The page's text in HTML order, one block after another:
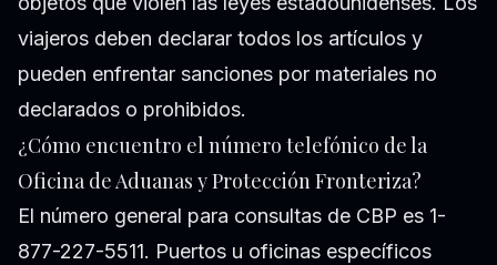
viajeros deben declarar todos los artículos y
pueden enfrentar sanciones por materiales no
declarados o prohibidos.
¿Cómo encuentro el número telefónico de la
Oficina de Aduanas y Protección Fronteriza?
El número general para consultas de CBP es 1-
877-227-5511. Puertos u oficinas específicos